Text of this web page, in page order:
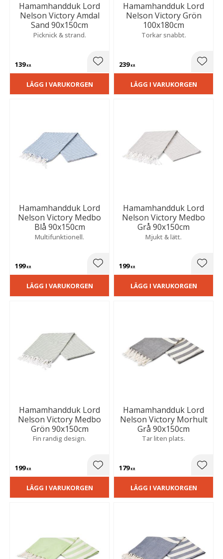
Hamamhandduk Lord
Nelson Victory Amdal
Sand 90x150cm
Picknick & strand.
139KR Lägg till i favoriter
LÄGG I VARUKORGEN
Hamamhandduk Lord
Nelson Victory Grön
100x180cm
Torkar snabbt.
239KR
LÄGG I VARUKORGEN
Hamamhandduk Lord
Nelson Victory Medbo
Blå 90x150cm
Multifunktionell.
199KR Lägg till i favoriter
LÄGG I VARUKORGEN
Hamamhandduk Lord
Nelson Victory Medbo
Grå 90x150cm
Mjukt & lätt.
199KR
LÄGG I VARUKORGEN
Hamamhandduk Lord
Nelson Victory Medbo
Grön 90x150cm
Fin randig design.
199KR Lägg till i favoriter
LÄGG I VARUKORGEN
Hamamhandduk Lord
Nelson Victory Morhult
Grå 90x150cm
Tar liten plats.
179KR
LÄGG I VARUKORGEN